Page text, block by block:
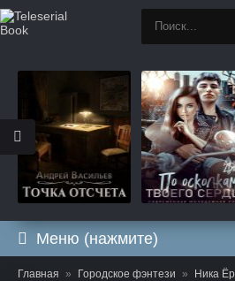
Меню (нажмите)
Главная Городское фэнтези Ника